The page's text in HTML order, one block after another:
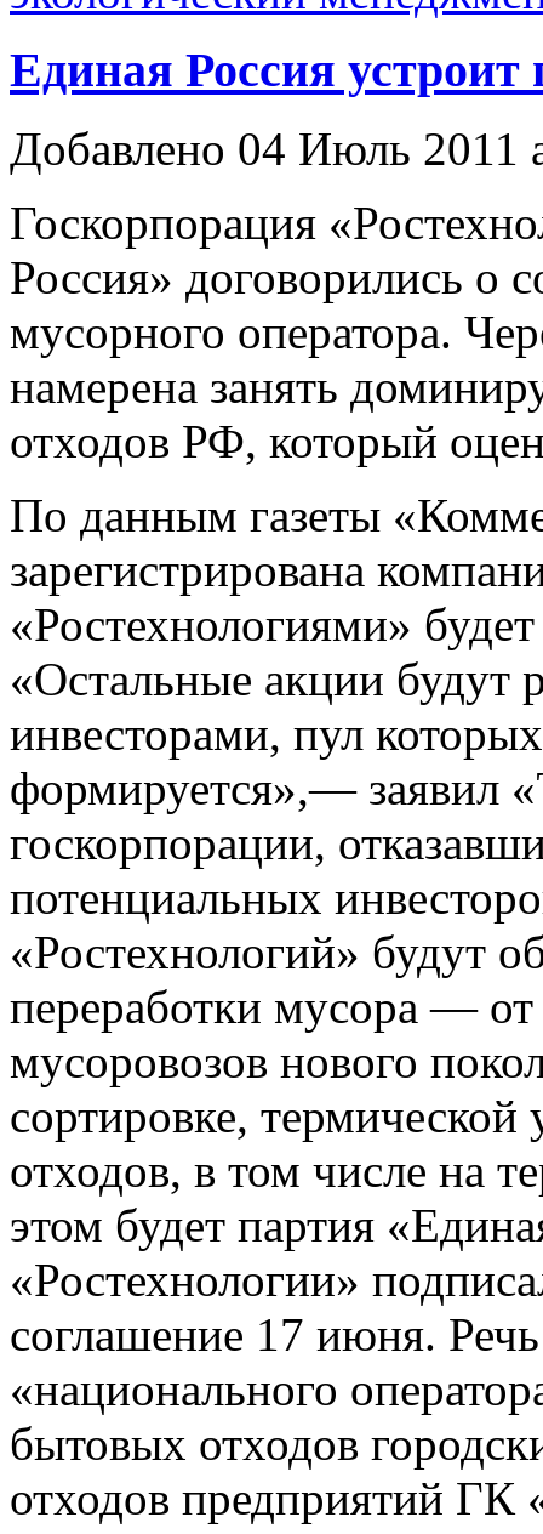
Единая Россия устроит
Добавлено 04 Июль 2011
Госкорпорация
Россия» договорились о
мусорного оператора.
намерена занять
отходов РФ, который
По данным газеты
зарегистрирована
«Ростехнологиями»
«Остальные акции будут
инвесторами, пул
формируется»,— заявил
госкорпорации,
потенциальных
«Ростехнологий» будут
переработки мусора — от
мусоровозов нового
сортировке,
отходов, в том числе на
этом будет партия
«Ростехнологии»
соглашение 17 июня.
«национального
бытовых отходов
отходов предприятий ГК